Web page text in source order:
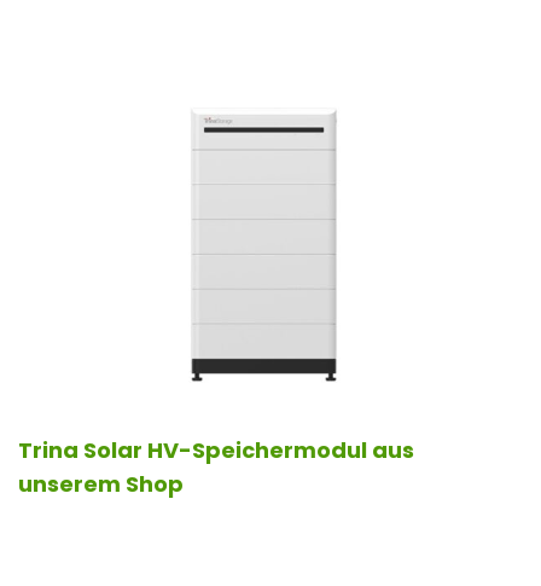
Trina Solar HV-Speichermodul aus
unserem Shop